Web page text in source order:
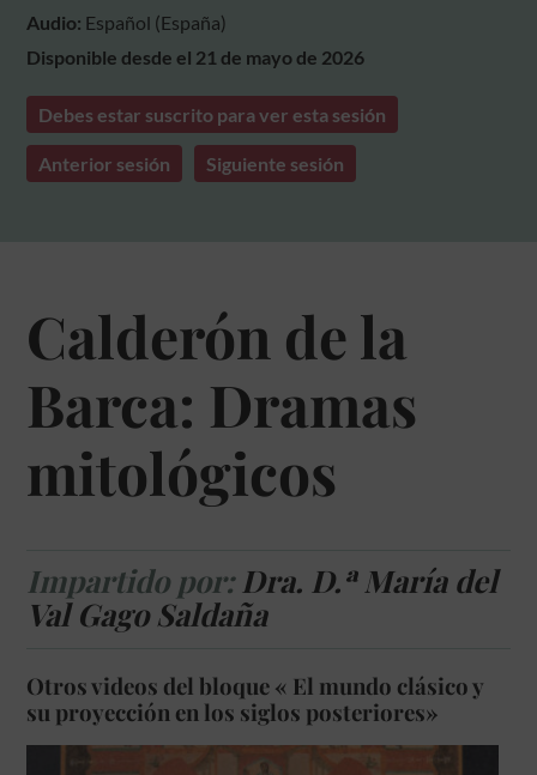
Audio: Español (España)
Disponible desde el 21 de mayo de 2026
Debes estar suscrito para ver esta sesión
Anterior sesión Siguiente sesión
Calderón de la
Barca: Dramas
mitológicos
Impartido por: Dra. D.ª María del
Val Gago Saldaña
Otros videos del bloque « El mundo clásico y
su proyección en los siglos posteriores»